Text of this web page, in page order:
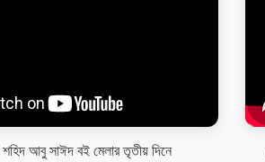
আবু সাঈদ বই মেলার তৃতীয় দিনে